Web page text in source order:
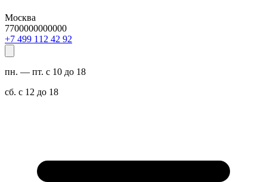
Москва
7700000000000
29 24 211 994 7+
пн. — пт. с 10 до 18
сб. с 12 до 18